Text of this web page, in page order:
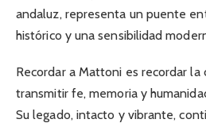
andaluz, representa un puente
histórico y una sensibilidad
Recordar a Mattoni es recordar la
transmitir fe, memoria y
Su legado, intacto y vibrante,